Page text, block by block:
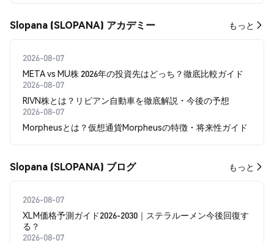
Slopana (SLOPANA) アカデミー もっと
2026-08-07
META vs MU株 2026年の投資先はどっち？徹底比較ガイド
2026-08-07
RIVN株とは？リビアン自動車を徹底解説・今後の予想
2026-08-07
Morpheusとは？仮想通貨Morpheusの特徴・将来性ガイド
Slopana (SLOPANA) ブログ もっと
2026-08-07
XLM価格予測ガイド2026-2030｜ステラルーメン今後回復す
る？
2026-08-07